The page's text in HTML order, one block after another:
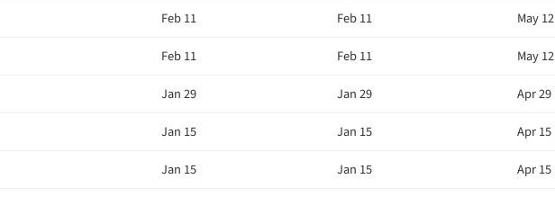
Feb 11
Feb 11
May 12
Feb 11
Feb 11
May 12
Jan 29
Jan 29
Apr 29
Jan 15
Jan 15
Apr 15
Jan 15
Jan 15
Apr 15